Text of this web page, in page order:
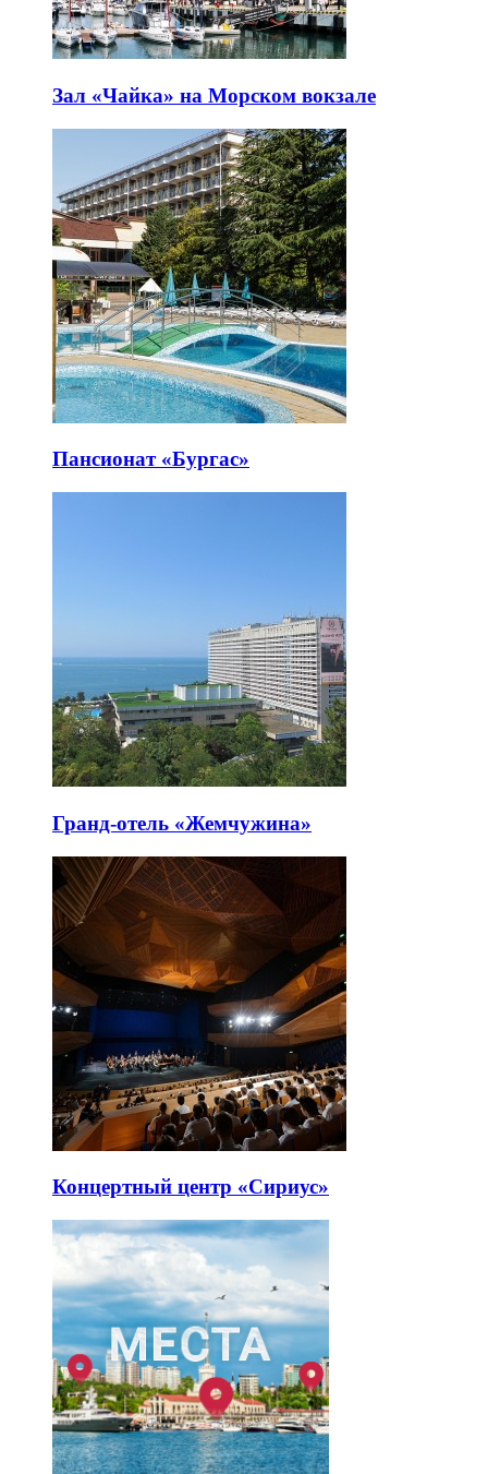
Зал «Чайка» на Морском вокзале
Пансионат «Бургас»
Гранд-отель «Жемчужина»
Концертный центр «Сириус»